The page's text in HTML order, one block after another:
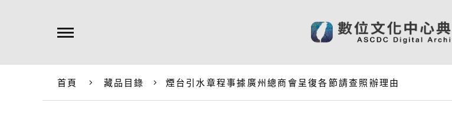
首頁 藏品目錄 煙台引水章程事據廣州總商會呈復各節請查照辦理由